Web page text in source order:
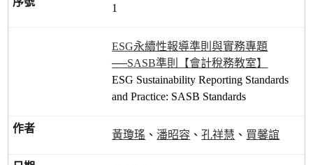
1
ESG永續性報導準則與實務專題
──SASB準則【會計稅務教室】
ESG Sustainability Reporting Standards
and Practice: SASB Standards
黃瓊瑤 、潘昭容 、孔祥慧 、 買馨誼